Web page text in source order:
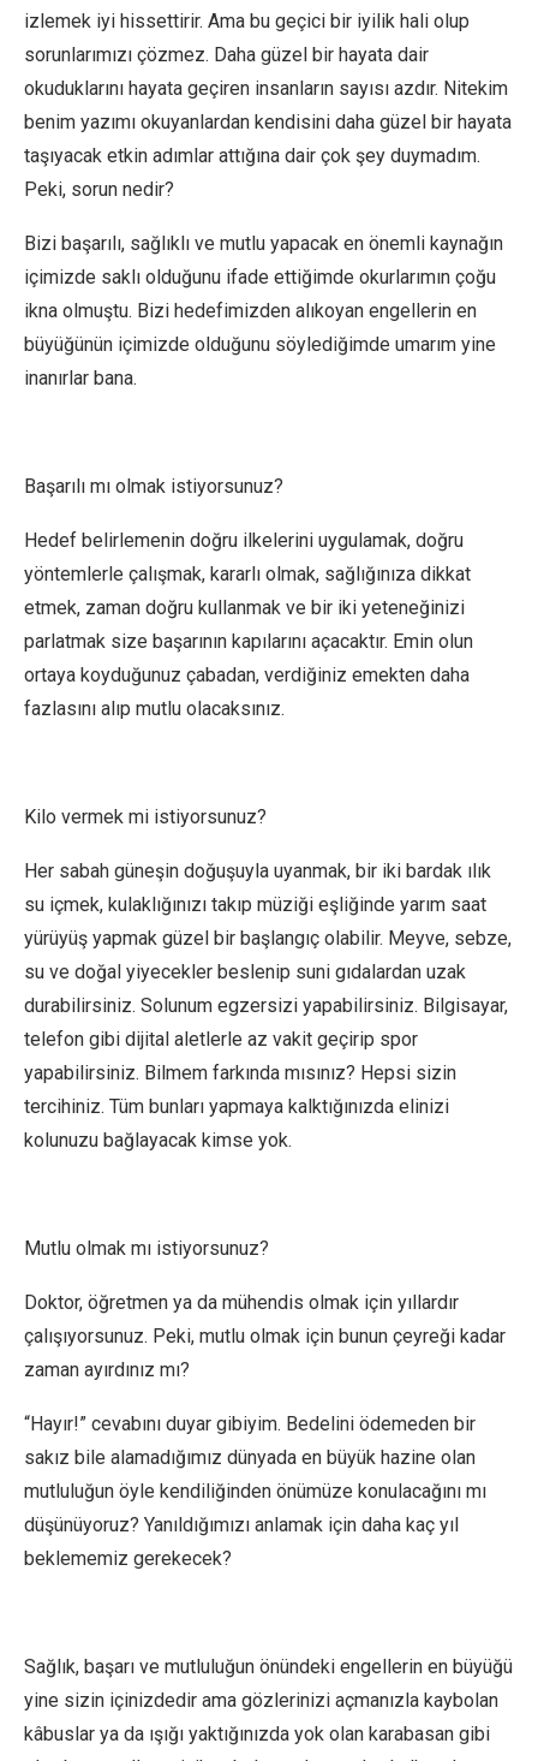
izlemek iyi hissettirir. Ama bu geçici bir iyilik hali olup
sorunlarımızı çözmez. Daha güzel bir hayata dair
okuduklarını hayata geçiren insanların sayısı azdır. Nitekim
benim yazımı okuyanlardan kendisini daha güzel bir hayata
taşıyacak etkin adımlar attığına dair çok şey duymadım.
Peki, sorun nedir?
Bizi başarılı, sağlıklı ve mutlu yapacak en önemli kaynağın
içimizde saklı olduğunu ifade ettiğimde okurlarımın çoğu
ikna olmuştu. Bizi hedefimizden alıkoyan engellerin en
büyüğünün içimizde olduğunu söylediğimde umarım yine
inanırlar bana.
Başarılı mı olmak istiyorsunuz?
Hedef belirlemenin doğru ilkelerini uygulamak, doğru
yöntemlerle çalışmak, kararlı olmak, sağlığınıza dikkat
etmek, zaman doğru kullanmak ve bir iki yeteneğinizi
parlatmak size başarının kapılarını açacaktır. Emin olun
ortaya koyduğunuz çabadan, verdiğiniz emekten daha
fazlasını alıp mutlu olacaksınız.
Kilo vermek mi istiyorsunuz?
Her sabah güneşin doğuşuyla uyanmak, bir iki bardak ılık
su içmek, kulaklığınızı takıp müziği eşliğinde yarım saat
yürüyüş yapmak güzel bir başlangıç olabilir. Meyve, sebze,
su ve doğal yiyecekler beslenip suni gıdalardan uzak
durabilirsiniz. Solunum egzersizi yapabilirsiniz. Bilgisayar,
telefon gibi dijital aletlerle az vakit geçirip spor
yapabilirsiniz. Bilmem farkında mısınız? Hepsi sizin
tercihiniz. Tüm bunları yapmaya kalktığınızda elinizi
kolunuzu bağlayacak kimse yok.
Mutlu olmak mı istiyorsunuz?
Doktor, öğretmen ya da mühendis olmak için yıllardır
çalışıyorsunuz. Peki, mutlu olmak için bunun çeyreği kadar
zaman ayırdınız mı?
“Hayır!” cevabını duyar gibiyim. Bedelini ödemeden bir
sakız bile alamadığımız dünyada en büyük hazine olan
mutluluğun öyle kendiliğinden önümüze konulacağını mı
düşünüyoruz? Yanıldığımızı anlamak için daha kaç yıl
beklememiz gerekecek?
Sağlık, başarı ve mutluluğun önündeki engellerin en büyüğü
yine sizin içinizdedir ama gözlerinizi açmanızla kaybolan
kâbuslar ya da ışığı yaktığınızda yok olan karabasan gibi